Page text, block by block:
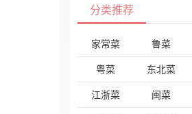
分类推荐
家常菜 鲁菜
粤菜 东北菜
江浙菜 闽菜